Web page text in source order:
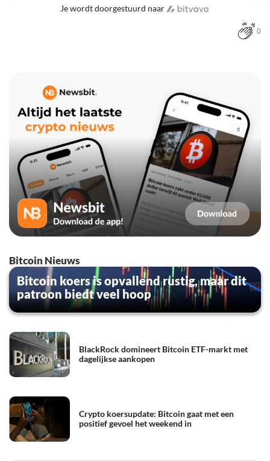
Je wordt doorgestuurd naar
0
Bitcoin Nieuws
Bitcoin koers is opvallend rustig, maar dit
patroon biedt veel hoop
BlackRock domineert Bitcoin ETF-markt met
dagelijkse aankopen
Crypto koersupdate: Bitcoin gaat met een
positief gevoel het weekend in